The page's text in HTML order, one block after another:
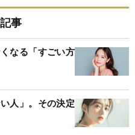
事
なる「すごい方
人」。その決定